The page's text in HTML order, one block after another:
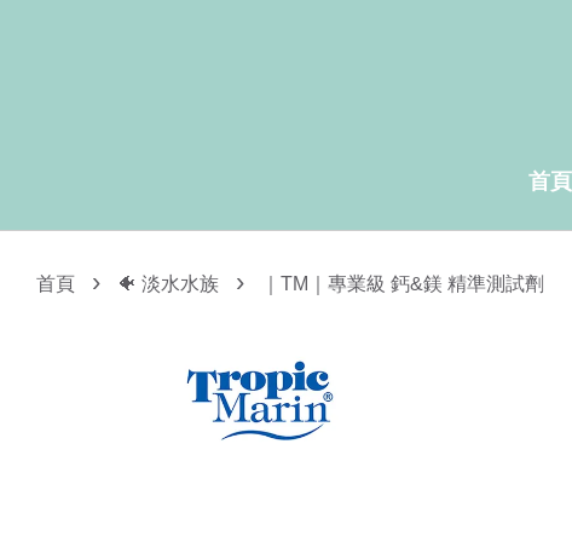
首頁
首頁 › 🐠 淡水水族 › ｜TM｜專業級 鈣&鎂 精準測試劑